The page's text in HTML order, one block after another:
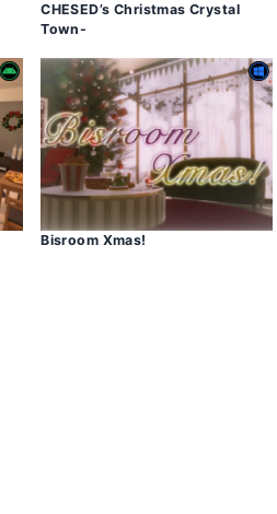
CHESED’s Christmas Crystal
Town-
Bisroom Xmasǃ